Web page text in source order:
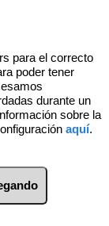
para el correcto
poder tener
durante un
sobre la
aquí.